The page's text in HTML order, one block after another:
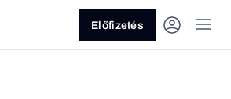
Előfizetés